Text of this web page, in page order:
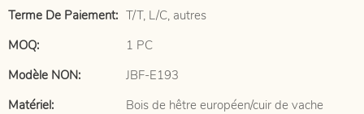
Terme De Paiement: T/T, L/C, autres
MOQ:
1 PC
Modèle NON:
JBF-E193
Matériel:
Bois de hêtre européen/cuir de vache